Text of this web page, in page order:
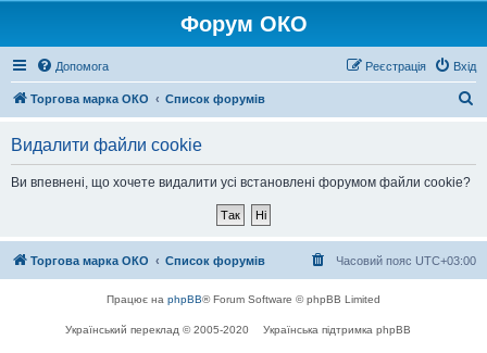
Форум ОКО
Допомога Вхід
Реєстрація
Торгова марка ОКО Список форумів
Видалити файли cookie
Ви впевнені, що хочете видалити усі встановлені форумом файли cookie?
Торгова марка ОКО Список форумів Часовий пояс UTC+03:00
Працює на phpBB® Forum Software © phpBB Limited
Український переклад © 2005-2020 Українська підтримка phpBB